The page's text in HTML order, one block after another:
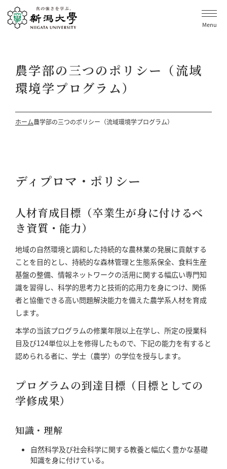
Menu
農学部の三つのポリシー（流域
環境学プログラム）
ホーム農学部の三つのポリシー（流域環境学プログラム）
ディプロマ・ポリシー
人材育成目標（卒業生が身に付けるべ
き資質・能力）
地域の自然環境と調和した持続的な農林業の発展に貢献する
ことを目的とし、持続的な森林管理と生態系保全、食料生産
基盤の整備、情報ネットワークの活用に関する幅広い専門知
識を習得し、科学的思考力と技術的応用力を身につけ、関係
者と協働できる高い問題解決能力を備えた農学系人材を育成
します。
本学の当該プログラムの修業年限以上在学し、所定の授業科
目及び124単位以上を修得したもので、下記の能力を有すると
認められる者に、学士（農学）の学位を授与します。
プログラムの到達目標（目標としての
学修成果）
知識・理解
自然科学及び社会科学に関する教養と幅広く豊かな基礎
知識を身に付けている。